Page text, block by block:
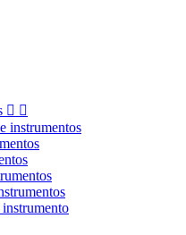
 
instrumentos